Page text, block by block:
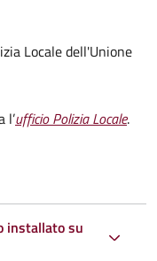
Locale dell'Unione
l’ufficio Polizia Locale.
installato su